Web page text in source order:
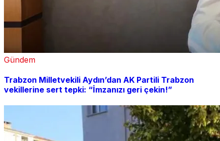
Gündem
Trabzon Milletvekili Aydın’dan AK Partili Trabzon
vekillerine sert tepki: “İmzanızı geri çekin!”